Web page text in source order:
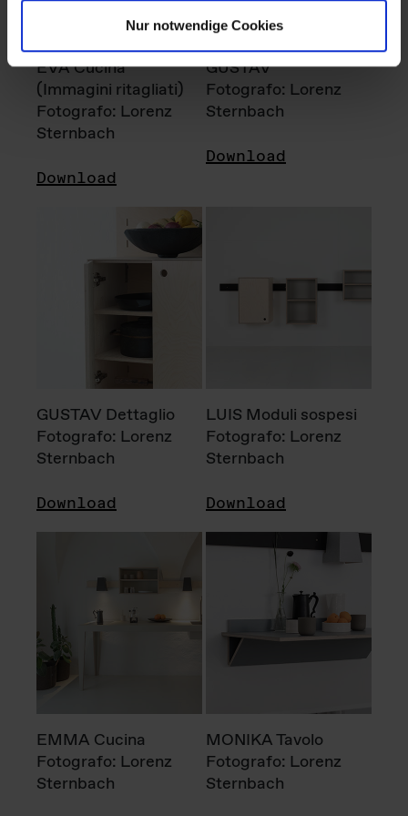
Nur notwendige Cookies
EVA Cucina
(Immagini ritagliati)
Fotografo: Lorenz
Sternbach
Download
GUSTAV
Fotografo: Lorenz
Sternbach
Download
GUSTAV Dettaglio
Fotografo: Lorenz
Sternbach
Download
LUIS Moduli sospesi
Fotografo: Lorenz
Sternbach
Download
EMMA Cucina
Fotografo: Lorenz
Sternbach
MONIKA Tavolo
Fotografo: Lorenz
Sternbach